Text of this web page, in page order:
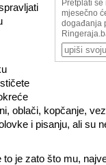
oblači, kopčanje,
i pisanju, ali su
je zato što mu,